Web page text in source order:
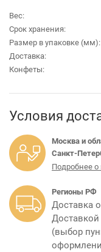
Вес:
Срок хранения:
Размер в упаковке (мм):
Доставка:
Конфеты:
Условия
Москва и
Санкт-
Подробнее о
Регионы РФ
Доставка
Доставкой
(выбор